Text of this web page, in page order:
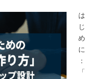
は
じ
め
に
：
「